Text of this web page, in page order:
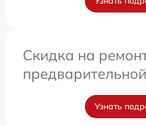
Скидка на
Узнать